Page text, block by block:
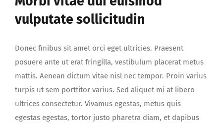
vulputate sollicitudin
Donec finibus sit amet orci eget ultricies. Praesent
posuere ante ut erat fringilla, vestibulum placerat metus
mattis. Aenean dictum vitae nisl nec tempor. Proin varius
turpis ut sem porttitor varius. Sed aliquet mi at libero
ultrices consectetur. Vivamus egestas, metus quis
egestas egestas, tortor justo pharetra diam, et dapibus